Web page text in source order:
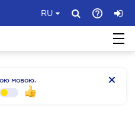
RU
мовою.